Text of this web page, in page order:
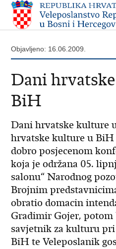
Objavljeno: 16.06.2009.
Dani
BiH
Dani hrvatske kulture
hrvatske kulture u BiH
dobro posjecenom
koja je održana 05.
salonu“ Narodnog
Brojnim
obratio domacin
Gradimir Gojer,
savjetnik za kulturu
BiH te Veleposlanik